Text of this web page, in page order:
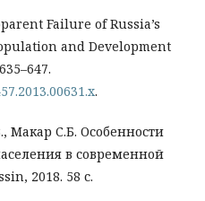
Failure of Russia’s
and Development
.
Макар С.Б. Особенности
в современной
2018. 58 с.